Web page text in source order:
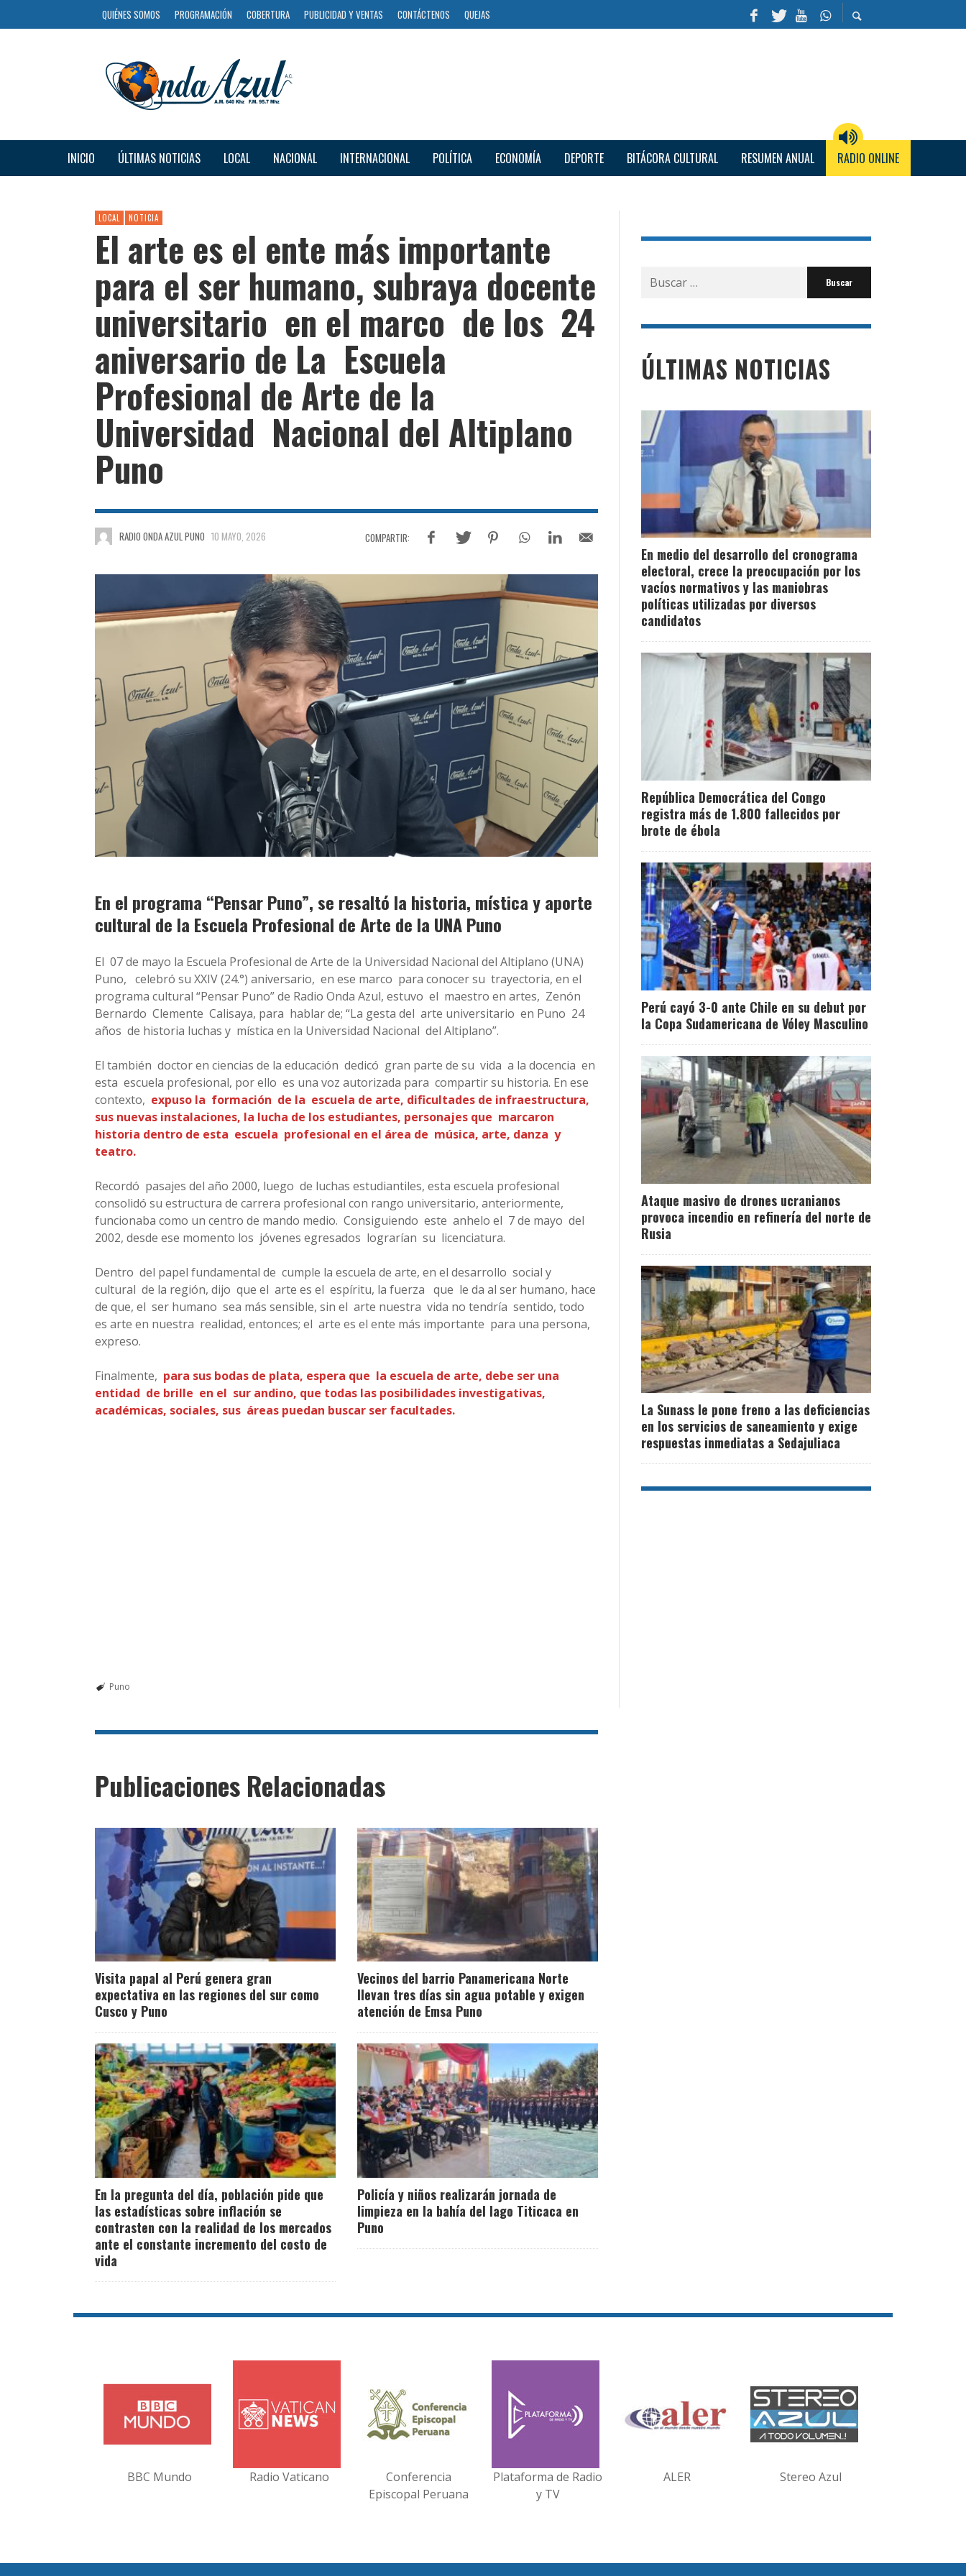
QUIÉNES SOMOS PROGRAMACIÓN COBERTURA PUBLICIDAD Y VENTAS CONTÁCTENOS QUEJAS
INICIO ÚLTIMAS NOTICIAS LOCAL NACIONAL INTERNACIONAL POLÍTICA ECONOMÍA DEPORTE BITÁCORA CULTURAL RESUMEN ANUAL RADIO ONLINE
LOCAL NOTICIA
El arte es el ente más importante
para el ser humano, subraya docente
universitario en el marco de los 24
aniversario de La Escuela
Profesional de Arte de la
Universidad Nacional del Altiplano
Puno
RADIO ONDA AZUL PUNO 10 MAYO, 2026
En el programa “Pensar Puno”, se resaltó la historia, mística y aporte
cultural de la Escuela Profesional de Arte de la UNA Puno
El 07 de mayo la Escuela Profesional de Arte de la Universidad Nacional del Altiplano (UNA)
Puno, celebró su XXIV (24.°) aniversario, en ese marco para conocer su trayectoria, en el
programa cultural “Pensar Puno” de Radio Onda Azul, estuvo el maestro en artes, Zenón
Bernardo Clemente Calisaya, para hablar de; “La gesta del arte universitario en Puno 24
años de historia luchas y mística en la Universidad Nacional del Altiplano”.
El también doctor en ciencias de la educación dedicó gran parte de su vida a la docencia en
esta escuela profesional, por ello es una voz autorizada para compartir su historia. En ese
contexto, expuso la formación de la escuela de arte, dificultades de infraestructura,
sus nuevas instalaciones, la lucha de los estudiantes, personajes que marcaron
historia dentro de esta escuela profesional en el área de música, arte, danza y
teatro.
Recordó pasajes del año 2000, luego de luchas estudiantiles, esta escuela profesional
consolidó su estructura de carrera profesional con rango universitario, anteriormente,
funcionaba como un centro de mando medio. Consiguiendo este anhelo el 7 de mayo del
2002, desde ese momento los jóvenes egresados lograrían su licenciatura.
Dentro del papel fundamental de cumple la escuela de arte, en el desarrollo social y
cultural de la región, dijo que el arte es el espíritu, la fuerza que le da al ser humano, hace
de que, el ser humano sea más sensible, sin el arte nuestra vida no tendría sentido, todo
es arte en nuestra realidad, entonces; el arte es el ente más importante para una persona,
expreso.
Finalmente, para sus bodas de plata, espera que la escuela de arte, debe ser una
entidad de brille en el sur andino, que todas las posibilidades investigativas,
académicas, sociales, sus áreas puedan buscar ser facultades.
Puno
Publicaciones Relacionadas
Visita papal al Perú genera gran
expectativa en las regiones del sur como
Cusco y Puno
Vecinos del barrio Panamericana Norte
llevan tres días sin agua potable y exigen
atención de Emsa Puno
En la pregunta del día, población pide que
las estadísticas sobre inflación se
contrasten con la realidad de los mercados
ante el constante incremento del costo de
vida
Policía y niños realizarán jornada de
limpieza en la bahía del lago Titicaca en
Puno
Buscar
por:
ÚLTIMAS NOTICIAS
En medio del desarrollo del cronograma
electoral, crece la preocupación por los
vacíos normativos y las maniobras
políticas utilizadas por diversos
candidatos
República Democrática del Congo
registra más de 1.800 fallecidos por
brote de ébola
Perú cayó 3-0 ante Chile en su debut por
la Copa Sudamericana de Vóley Masculino
Ataque masivo de drones ucranianos
provoca incendio en refinería del norte de
Rusia
La Sunass le pone freno a las deficiencias
en los servicios de saneamiento y exige
respuestas inmediatas a Sedajuliaca
BBC Mundo Radio Vaticano
Conferencia
Episcopal Peruana
Plataforma de Radio
y TV
ALER Stereo Azul